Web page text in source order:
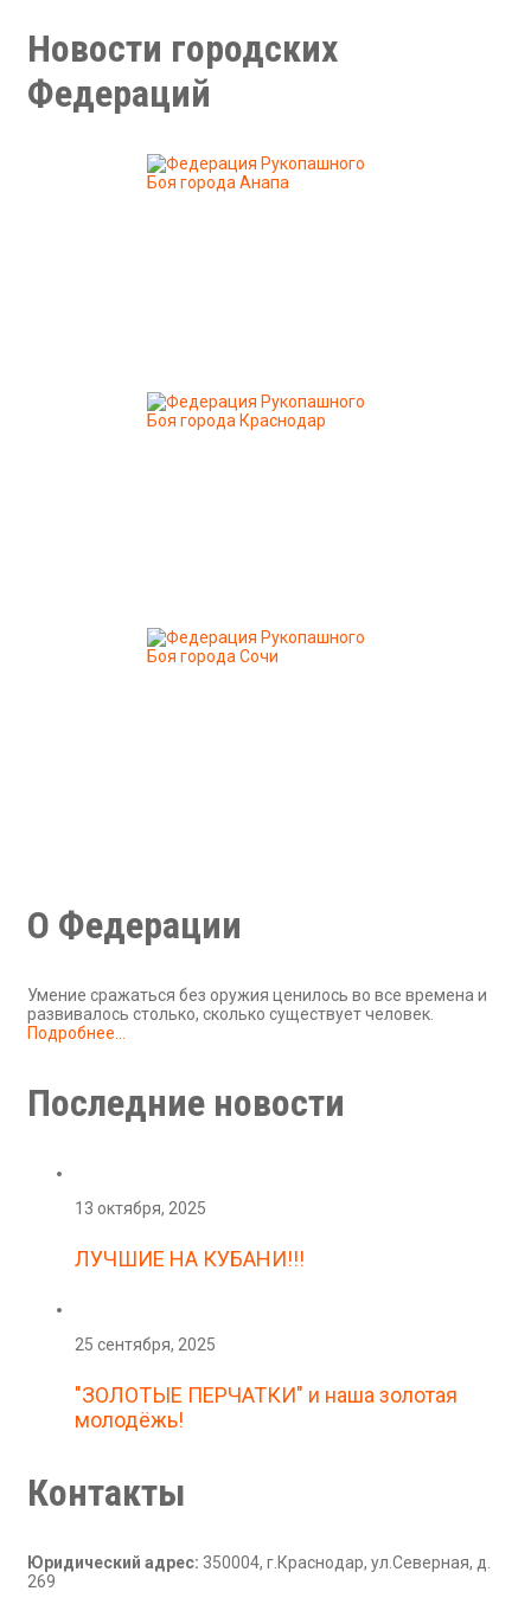
Новости городских
Федераций
О Федерации
Умение сражаться без оружия ценилось во все времена и
развивалось столько, сколько существует человек.
Подробнее...
Последние новости
13 октября, 2025
ЛУЧШИЕ НА КУБАНИ!!!
25 сентября, 2025
"ЗОЛОТЫЕ ПЕРЧАТКИ" и наша золотая
молодёжь!
Контакты
Юридический адрес: 350004, г.Краснодар, ул.Северная, д.
269